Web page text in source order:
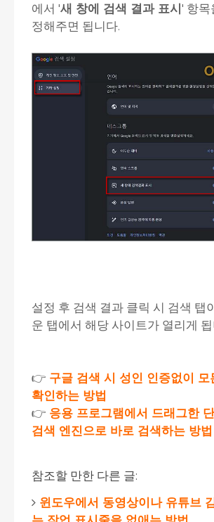
에서 '새 창에 검색 결과 표시' 항목
정해주면 됩니다.
설정 후 검색 결과 클릭 시 검색 탭
운 탭에서 해당 사이트가 열리게
👉 구글 검색 시 성인 인증없이 모
확인하는 방법
👉 응용 프로그램에서 드래그한
검색 엔진으로 바로 검색하는 방
참조할 만한 다른 글:
윈도우에서 동영상이나 유튜브